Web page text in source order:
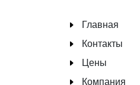
Главная
Контакты
Цены
Компания